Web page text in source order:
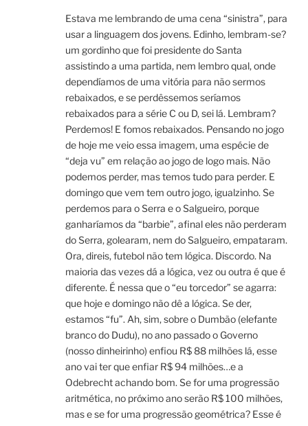
Estava me lembrando de uma cena “sinistra”, para
usar a linguagem dos jovens. Edinho, lembram-se?
um gordinho que foi presidente do Santa
assistindo a uma partida, nem lembro qual, onde
dependíamos de uma vitória para não sermos
rebaixados, e se perdêssemos seríamos
rebaixados para a série C ou D, sei lá. Lembram?
Perdemos! E fomos rebaixados. Pensando no jogo
de hoje me veio essa imagem, uma espécie de
“deja vu” em relação ao jogo de logo mais. Não
podemos perder, mas temos tudo para perder. E
domingo que vem tem outro jogo, igualzinho. Se
perdemos para o Serra e o Salgueiro, porque
ganharíamos da “barbie”, afinal eles não perderam
do Serra, golearam, nem do Salgueiro, empataram.
Ora, direis, futebol não tem lógica. Discordo. Na
maioria das vezes dá a lógica, vez ou outra é que é
diferente. É nessa que o “eu torcedor” se agarra:
que hoje e domingo não dê a lógica. Se der,
estamos “fu”. Ah, sim, sobre o Dumbão (elefante
branco do Dudu), no ano passado o Governo
(nosso dinheirinho) enfiou R$ 88 milhões lá, esse
ano vai ter que enfiar R$ 94 milhões…e a
Odebrecht achando bom. Se for uma progressão
aritmética, no próximo ano serão R$ 100 milhões,
mas e se for uma progressão geométrica? Esse é